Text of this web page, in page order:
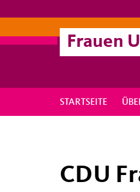
Frauen
STARTSEITE
CDU